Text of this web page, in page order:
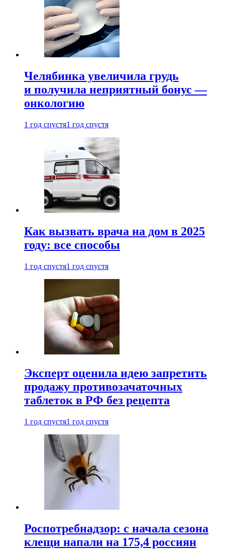
Челябинка увеличила грудь
и получила неприятный бонус —
онкологию
1 год спустя1 год спустя
Как вызвать врача на дом в 2025
году: все способы
1 год спустя1 год спустя
Эксперт оценила идею запретить
продажу противозачаточных
таблеток в РФ без рецепта
1 год спустя1 год спустя
Роспотребнадзор: с начала сезона
клещи напали на 175,4 россиян